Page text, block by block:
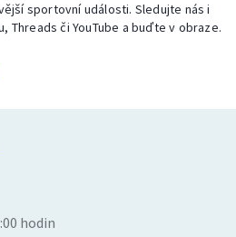
sportovní události. Sledujte nás i
Threads či YouTube a buďte v obraze.
hodin